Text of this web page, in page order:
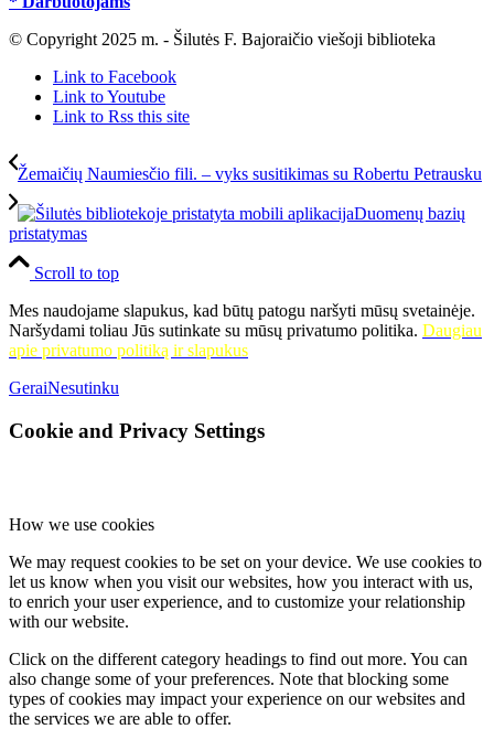
© Copyright 2025 m. - Šilutės F. Bajoraičio viešoji biblioteka
Link to Facebook
Link to Youtube
Link to Rss this site
Žemaičių Naumiesčio fili. – vyks susitikimas su Robertu Petrausku
Duomenų bazių
pristatymas
Scroll to top
Mes naudojame slapukus, kad būtų patogu naršyti mūsų svetainėje.
Naršydami toliau Jūs sutinkate su mūsų privatumo politika. Daugiau
apie privatumo politiką ir slapukus
GeraiNesutinku
Cookie and Privacy Settings
How we use cookies
We may request cookies to be set on your device. We use cookies to
let us know when you visit our websites, how you interact with us,
to enrich your user experience, and to customize your relationship
with our website.
Click on the different category headings to find out more. You can
also change some of your preferences. Note that blocking some
types of cookies may impact your experience on our websites and
the services we are able to offer.